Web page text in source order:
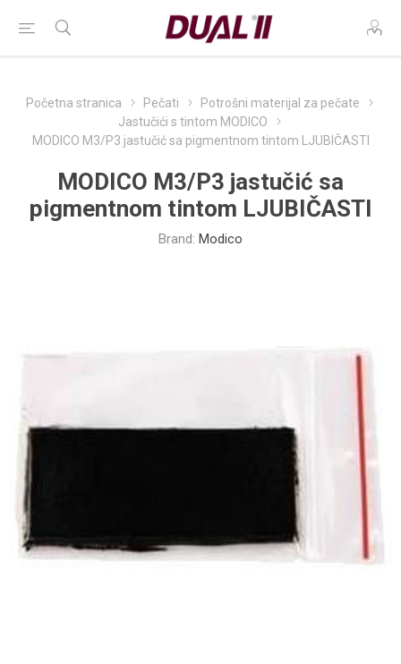
Početna stranica Pečati
Potrošni materijal za pečate
Jastučići s tintom MODICO
MODICO M3/P3 jastučić sa pigmentnom tintom LJUBIČASTI
MODICO M3/P3 jastučić sa
pigmentnom tintom LJUBIČASTI
Brand: Modico